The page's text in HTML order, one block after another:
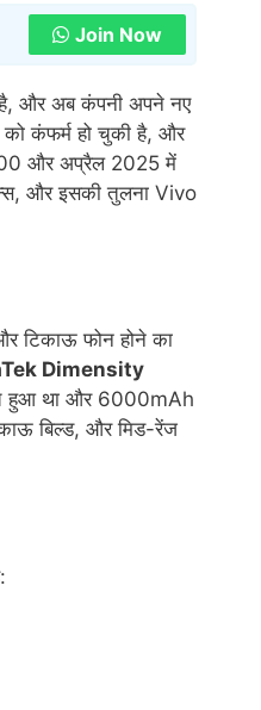
Join Now
है, और अब कंपनी अपने नए
को कंफर्म हो चुकी है, और
और अप्रैल 2025 में
और इसकी तुलना Vivo
टिकाऊ फोन होने का
Dimensity
हुआ था और 6000mAh
बिल्ड, और मिड-रेंज